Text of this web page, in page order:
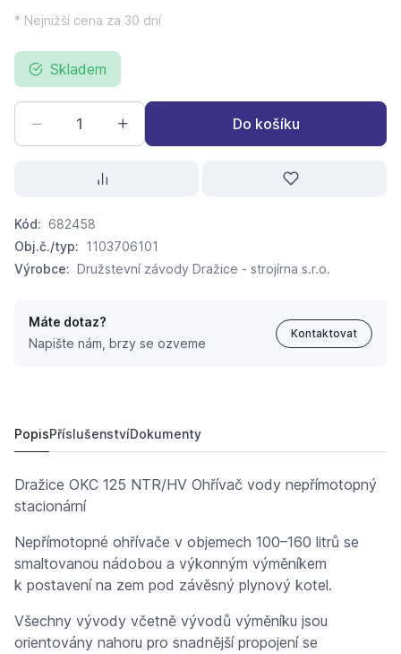
* Nejnižší cena za 30 dní
Skladem
Do košíku
Kód: 682458
Obj.č./typ: 1103706101
Výrobce: Družstevní závody Dražice - strojírna s.r.o.
Máte dotaz?
Napište nám, brzy se ozveme
Kontaktovat
PopisPříslušenstvíDokumenty
Dražice OKC 125 NTR/HV Ohřívač vody nepřímotopný
stacionární
Nepřímotopné ohřívače v objemech 100–160 litrů se
smaltovanou nádobou a výkonným výměníkem
k postavení na zem pod závěsný plynový kotel.
Všechny vývody včetně vývodů výměníku jsou
orientovány nahoru pro snadnější propojení se